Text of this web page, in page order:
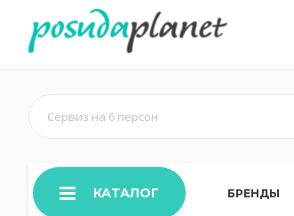
Сервиз на 6 персон
КАТАЛОГ БРЕНДЫ